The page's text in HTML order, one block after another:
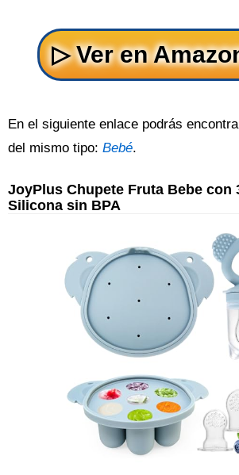
En el siguiente enlace podrás
del mismo tipo: Bebé.
JoyPlus Chupete Fruta Bebe con
Silicona sin BPA